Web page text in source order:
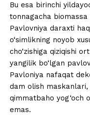
Bu esa birinchi
tonnagacha
Pavlovniya daraxti
o‘simlikning noyob
cho‘zishiga qiziqishi
yangilik bo‘lgan
Pavloniya nafaqat
dam olish
qimmatbaho yog‘och
emas.